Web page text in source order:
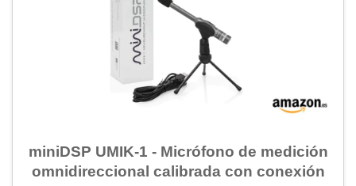
miniDSP UMIK-1 - Micrófono de medición
omnidireccional calibrada con conexión